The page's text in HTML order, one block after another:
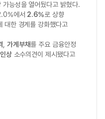
가능성을 열어뒀다고 밝혔다.
에서 2.6%로 상향
대한 경계를 강화했다고
가계부채를 주요 금융안정
상소수의견이 제시됐다고